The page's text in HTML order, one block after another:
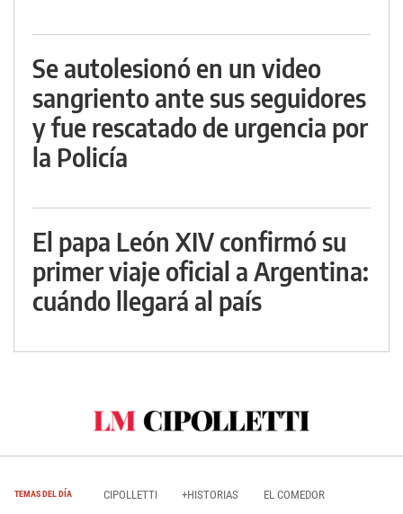
Se autolesionó en un video
sangriento ante sus seguidores
y fue rescatado de urgencia por
la Policía
El papa León XIV confirmó su
primer viaje oficial a Argentina:
cuándo llegará al país
TEMAS DEL DÍA CIPOLLETTI +HISTORIAS EL COMEDOR